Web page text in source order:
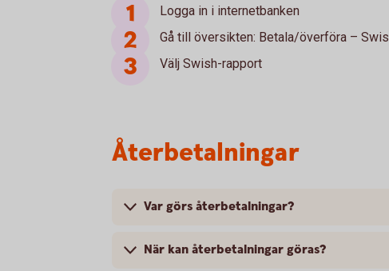
Logga in i internetbanken
Gå till översikten: Betala/överföra –
Välj Swish-rapport
Återbetalningar
Var görs återbetalningar?
När kan återbetalningar göras?